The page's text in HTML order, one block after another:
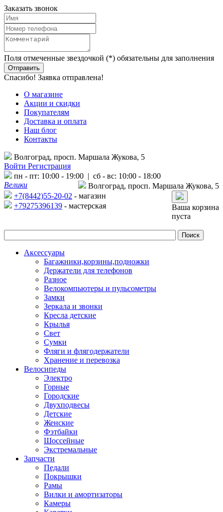
Заказать звонок
Поля отмеченные звездочкой (*) обязательны для заполнения
Спасибо! Заявка отправлена!
О магазине
Акции и скидки
Покупателям
Доставка и оплата
Наш блог
Контакты
Волгоград, просп. Маршала Жукова, 5
Войти Регистрация
пн - пт: 10:00 - 19:00 | сб - вс: 10:00 - 18:00
Велики
Волгоград, просп. Маршала Жукова, 5
+7(8442)55-20-02 - магазин
+79275396139 - мастерская
Ваша корзина
пуста
Аксессуары
Багажники,корзины,подножки
Держатели для телефонов
Разное
Велокомпьютеры и пульсометры
Замки
Зеркала и звонки
Кресла детские
Крылья
Свет
Сумки
Фляги и флягодержатели
Хранение и перевозка
Велосипеды
Электро
Горные
Городские
Двухподвесы
Детские
Женские
Фэтбайки
Шоссейные
Экстремальные
Запчасти
Педали
Покрышки
Рамы
Вилки и амортизаторы
Камеры